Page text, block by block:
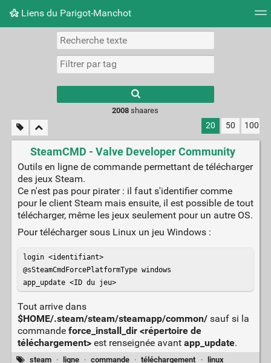
Liens du Parigot-Manchot
Nuage de tags Mur d'images
2008 shaares
20 50 100
SteamCMD - Valve Developer Community
Outils en ligne de commande permettant de télécharger
des jeux Steam.
Ce n'est pas pour pirater : il faut s'identifier comme
pour le client Steam mais ensuite, il est possible de tout
télécharger, même les jeux seulement pour un autre OS.
Pour télécharger sous Linux un jeu Windows :
login <identifiant>
@sSteamCmdForcePlatformType windows
app_update <ID du jeu>
Tout arrive dans
$HOME/.steam/steam/steamapp/common/sauf si la
commande force_install_dir <répertoire de
téléchargement>est renseignée avant app_update.
steam · ligne · commande · téléchargement · linux